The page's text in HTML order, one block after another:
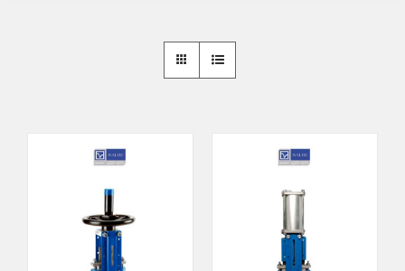
DETAILS DETAILS